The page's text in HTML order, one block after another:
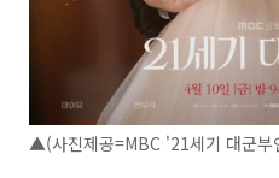
▲(사진제공=MBC '21세기 대군부